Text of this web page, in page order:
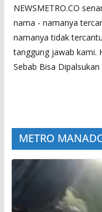
NEWSMETRO.CO
nama - namanya
namanya tidak
tanggung jawab kami.
Sebab Bisa Dipalsukan
METRO